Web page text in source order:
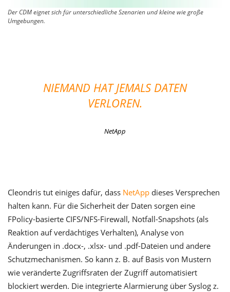
Der CDM eignet sich für unterschiedliche Szenarien und kleine wie große
Umgebungen.
NIEMAND HAT JEMALS DATEN
VERLOREN.
NetApp
Cleondris tut einiges dafür, dass NetApp dieses Versprechen
halten kann. Für die Sicherheit der Daten sorgen eine
FPolicy-basierte CIFS/NFS-Firewall, Notfall-Snapshots (als
Reaktion auf verdächtiges Verhalten), Analyse von
Änderungen in .docx-, .xlsx- und .pdf-Dateien und andere
Schutzmechanismen. So kann z. B. auf Basis von Mustern
wie veränderte Zugriffsraten der Zugriff automatisiert
blockiert werden. Die integrierte Alarmierung über Syslog z.